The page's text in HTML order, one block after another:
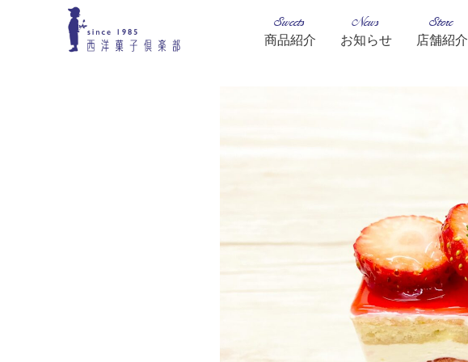
Sweets
商品紹介
News
お知らせ
Store
店舗紹介